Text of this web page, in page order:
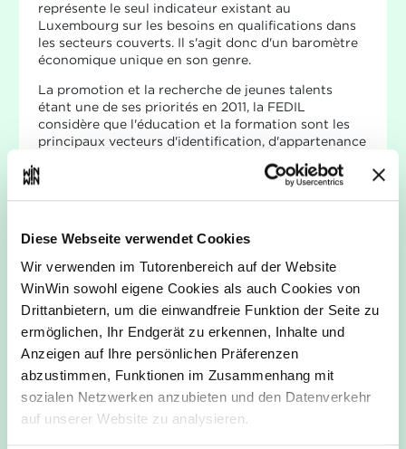
Diese Webseite verwendet Cookies
Wir verwenden im Tutorenbereich auf der Website
WinWin sowohl eigene Cookies als auch Cookies von
Drittanbietern, um die einwandfreie Funktion der Seite zu
ermöglichen, Ihr Endgerät zu erkennen, Inhalte und
Anzeigen auf Ihre persönlichen Präferenzen
abzustimmen, Funktionen im Zusammenhang mit
sozialen Netzwerken anzubieten und den Datenverkehr
auf unserer Website zu analysieren.
représente le seul indicateur existant au
Luxembourg sur les besoins en qualifications dans
les secteurs couverts. Il s'agit donc d'un baromètre
économique unique en son genre.
La promotion et la recherche de jeunes talents
étant une de ses priorités en 2011, la FEDIL
considère que l'éducation et la formation sont les
principaux vecteurs d'identification, d'appartenance
est donc d'une importance stratégique: elle
leurs parents et aux responsables d'orientation,
veut répondre à plusieurs objectifs : cerner les
besoins des entreprises, concilier offre et demande
de formation dans l'intérêt des jeunes et donner un
indicateur fiable aux services d'orientation scolaire
et professionnelle. Finalement elle constitue aussi
un moyen pour adapter la politique de la formation
aux réalités économiques. Compte tenu des
poussées de l'évolution technologique, il s'agit de
s'assurer que la formation professionnelle initiale